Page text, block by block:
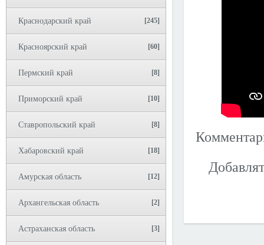
Краснодарский край [245]
Красноярский край [60]
Пермский край [8]
Приморский край [10]
Ставропольский край [8]
Хабаровский край [18]
Амурская область [12]
Архангельская область [2]
Астраханская область [3]